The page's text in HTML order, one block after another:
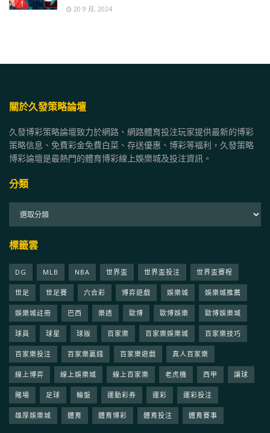
20 9 月, 2024
關於久發策略論壇
久發博彩策略論壇致力於網路、網路體育投注玩家提供最新的博彩
策略信息、免費彩金免費白菜、存送優惠、博彩等福利，久發策略
博彩論壇是最熱門的體育博彩線上娛樂城及投注資訊。
分類
標籤雲
DG MLB NBA 世界盃 世界盃投注 世界盃賽程
世足 世足賽 六合彩 博弈遊戲 娛樂城 娛樂城推薦
娛樂城註冊 巴西 樂透 歐博 歐博娛樂 歐博娛樂城
球員 球星 球版 百家樂 百家樂娛樂城 百家樂技巧
百家樂投注 百家樂贏錢 百家樂遊戲 真人百家樂
線上博弈 線上娛樂城 線上百家樂 老虎機 西甲 讓球
賭場 足球 輪盤 運動彩券 運彩 運彩投注
雄厚娛樂城 體育 體育博彩 體育投注 體育賽事